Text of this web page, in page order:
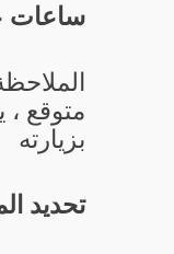
ساعات
متوقع ،
بزيارته
تحديد